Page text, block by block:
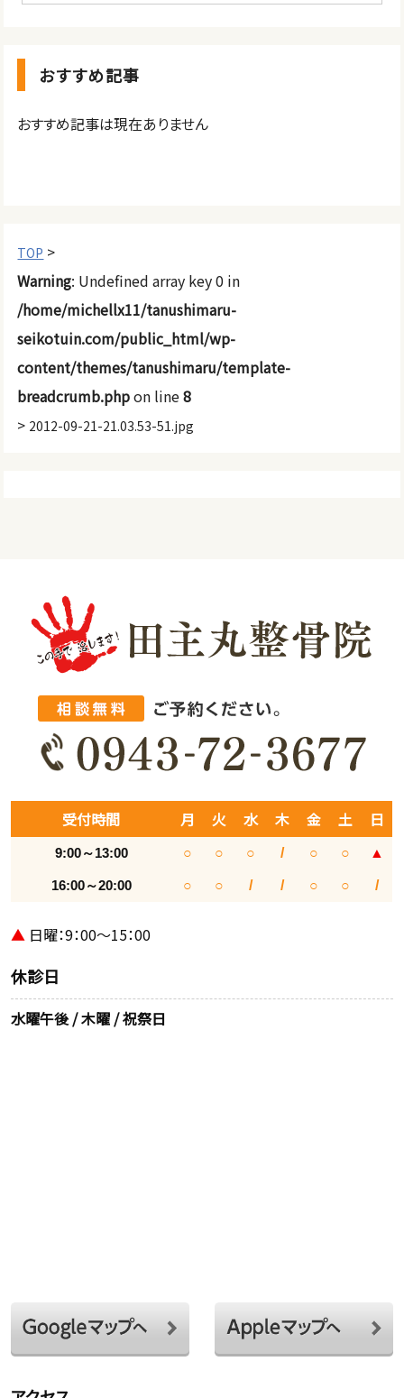
おすすめ記事
おすすめ記事は現在ありません
TOP >
Warning: Undefined array key 0 in
/home/michellx11/tanushimaru-
seikotuin.com/public_html/wp-
content/themes/tanushimaru/template-
breadcrumb.phpon line8
> 2012-09-21-21.03.53-51.jpg
受付時間 月 火 水 木 金 土 日
9:00～13:00 ○ ○ ○ / ○ ○ ▲
16:00～20:00 ○ ○ / / ○ ○ /
▲ 日曜：9：00～15：00
休診日
水曜午後 / 木曜 / 祝祭日